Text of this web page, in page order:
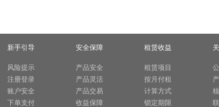
新手引导
风险提示
注册登录
账户安全
下单支付
安全保障
产品安全
产品灵活
产品交易
收益保障
租赁收益
租赁项目
按月付租
计算方式
锁定期限